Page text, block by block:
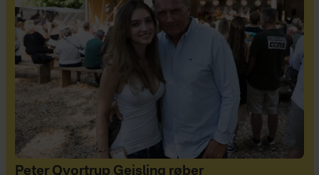
Peter Qvortrup Geisling røber